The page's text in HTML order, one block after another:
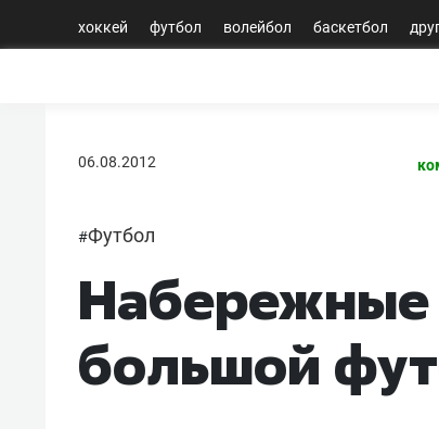
хоккей футбол волейбол баскетбол
06.08.2012
#Футбол
большой